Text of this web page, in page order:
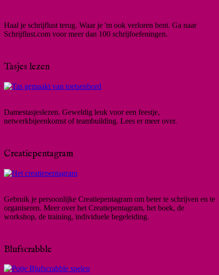
Haal je schrijflust terug. Waar je 'm ook verloren bent. Ga naar
Schrijflust.com voor meer dan 100 schrijfoefeningen.
Tasjes lezen
Damestasjeslezen. Geweldig leuk voor een feestje,
netwerkbijeenkomst of teambuilding. Lees er meer over.
Creatiepentagram
Gebruik je persoonlijke Creatiepentagram om beter te schrijven en te
organiseren. Meer over het Creatiepentagram, het boek, de
workshop, de training, individuele begeleiding.
Blufscrabble